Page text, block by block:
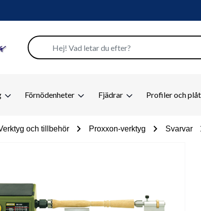
Förnödenheter Fjädrar Profiler och plåt
och tillbehör chevron_right Proxxon-verktyg chevron_right Svarvar